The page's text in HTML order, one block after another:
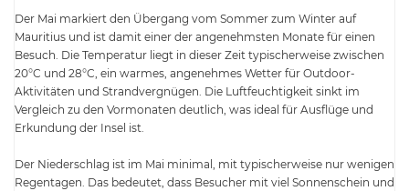
Der Mai markiert den Übergang vom Sommer zum Winter auf
Mauritius und ist damit einer der angenehmsten Monate für einen
Besuch. Die Temperatur liegt in dieser Zeit typischerweise zwischen
20°C und 28°C, ein warmes, angenehmes Wetter für Outdoor-
Aktivitäten und Strandvergnügen. Die Luftfeuchtigkeit sinkt im
Vergleich zu den Vormonaten deutlich, was ideal für Ausflüge und
Erkundung der Insel ist.
Der Niederschlag ist im Mai minimal, mit typischerweise nur wenigen
Regentagen. Das bedeutet, dass Besucher mit viel Sonnenschein und